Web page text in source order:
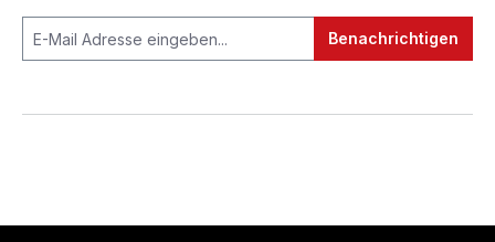
Benachrichtigen